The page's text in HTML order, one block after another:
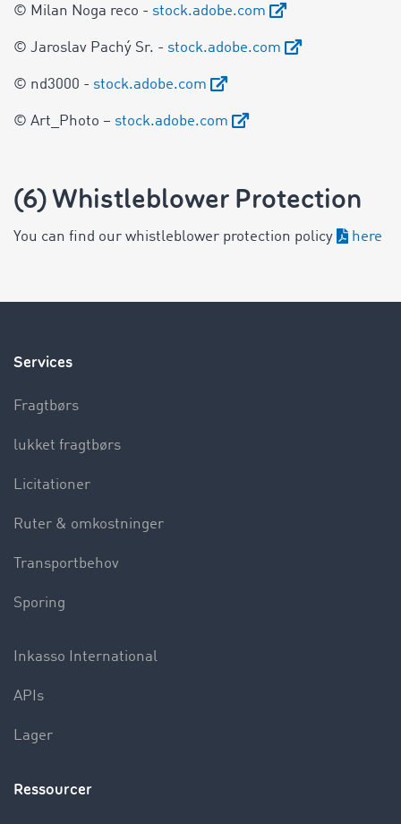
© Milan Noga reco - stock.adobe.com
© Jaroslav Pachý Sr. - stock.adobe.com
© nd3000 - stock.adobe.com
© Art_Photo – stock.adobe.com
(6) Whistleblower Protection
You can find our whistleblower protection policy here
Services
Fragtbørs
lukket fragtbørs
Licitationer
Ruter & omkostninger
Transportbehov
Sporing
Inkasso International
APIs
Lager
Ressourcer